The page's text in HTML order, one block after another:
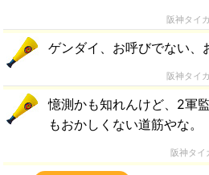
阪神タイ
ゲンダイ、お呼びでない、
阪神タイ
憶測かも知れんけど、2軍
もおかしくない道筋やな。
阪神タイ